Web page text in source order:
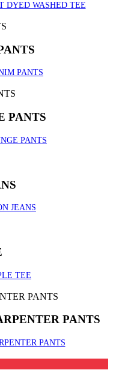
DYED WASHED TEE
PANTS
PANTS
PANTS
JEANS
TEE
PANTS
PANTS